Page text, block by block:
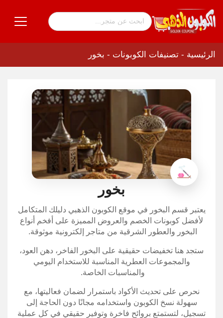
الرئيسية - تصنيفات الكوبونات - بخور
بخور
يعتبر قسم البخور في موقع الكوبون الذهبي دليلك المتكامل
لأفضل كوبونات الخصم والعروض المميزة على أفخم أنواع
البخور والعطور الشرقية من متاجر إلكترونية موثوقة.
ستجد هنا تخفيضات حقيقية على البخور الفاخر، دهن العود،
والمجموعات العطرية المناسبة للاستخدام اليومي
والمناسبات الخاصة.
نحرص على تحديث الأكواد باستمرار لضمان فعاليتها، مع
سهولة نسخ الكوبون واستخدامه مجانًا دون الحاجة إلى
تسجيل، لتستمتع بروائح فاخرة وتوفير حقيقي في كل عملية